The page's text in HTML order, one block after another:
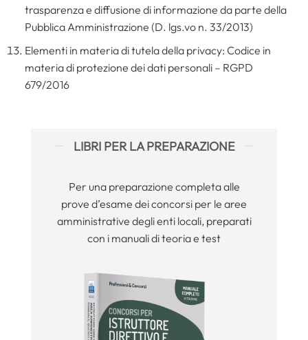
trasparenza e diffusione di informazione da parte della
Pubblica Amministrazione (D. lgs.vo n. 33/2013)
Elementi in materia di tutela della privacy: Codice in
materia di protezione dei dati personali – RGPD
679/2016
LIBRI PER LA PREPARAZIONE
Per una preparazione completa alle
prove d’esame dei concorsi per le aree
amministrative degli enti locali, preparati
con i manuali di teoria e test